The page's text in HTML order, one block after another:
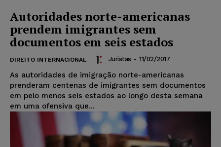
Autoridades norte-americanas
prendem imigrantes sem
documentos em seis estados
DIREITO INTERNACIONAL Juristas - 11/02/2017
As autoridades de imigração norte-americanas
prenderam centenas de imigrantes sem documentos
em pelo menos seis estados ao longo desta semana
em uma ofensiva que...